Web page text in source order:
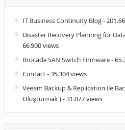
IT Business Continuity Blog-
Disaster Recovery Planning for
66.900 views
Brocade SAN Switch Firmware-
Contact- 35.304 views
Veeam Backup & Replication ile
Oluşturmak )- 31.077 views